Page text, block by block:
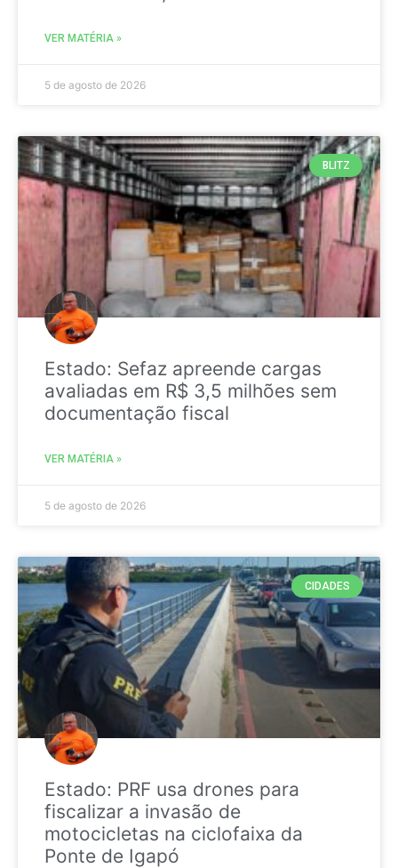
VER MATÉRIA »
5 de agosto de 2026
BLITZ
Estado: Sefaz apreende cargas
avaliadas em R$ 3,5 milhões sem
documentação fiscal
VER MATÉRIA »
5 de agosto de 2026
CIDADES
Estado: PRF usa drones para
fiscalizar a invasão de
motocicletas na ciclofaixa da
Ponte de Igapó